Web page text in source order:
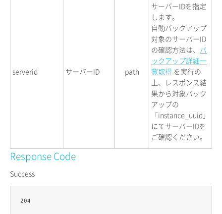
serverid サーバーID path
サーバーIDを指定
します。
自動バックアップ
対象のサーバーID
の確認方法は、 バ
ックアップ詳細一
覧取得 を実行の
上、レスポンス結
果から対象バック
アップの
「instance_uuid」
にてサーバーIDを
ご確認ください。
Response Code
Success